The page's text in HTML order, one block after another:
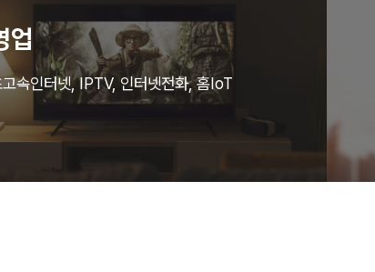
업
속인터넷, IPTV, 인터넷전화, 홈IoT